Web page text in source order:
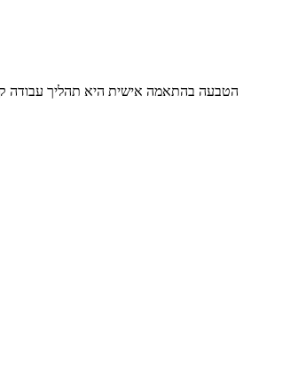
הטבעה בהתאמה אישית היא תהליך עבודה